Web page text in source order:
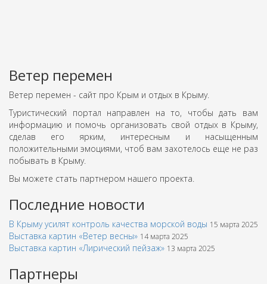
Ветер перемен
Ветер перемен - сайт про Крым и отдых в Крыму.
Туристический портал направлен на то, чтобы дать вам
информацию и помочь организовать свой отдых в Крыму,
сделав его ярким, интересным и насыщенным
положительными эмоциями, чтоб вам захотелось еще не раз
побывать в Крыму.
Вы можете стать партнером нашего проекта.
Последние новости
В Крыму усилят контроль качества морской воды 15 марта 2025
Выставка картин «Ветер весны» 14 марта 2025
Выставка картин «Лирический пейзаж» 13 марта 2025
Партнеры